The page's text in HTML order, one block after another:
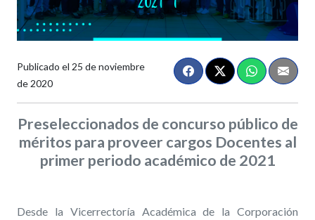
Publicado el 25 de noviembre
de 2020
Preseleccionados de concurso público de
méritos para proveer cargos Docentes al
primer periodo académico de 2021
Desde la Vicerrectoría Académica de la Corporación